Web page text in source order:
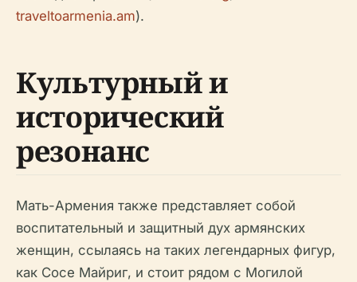
traveltoarmenia.am).
Культурный и
исторический
резонанс
Мать-Армения также представляет собой
воспитательный и защитный дух армянских
женщин, ссылаясь на таких легендарных фигур,
как Сосе Майриг, и стоит рядом с Могилой